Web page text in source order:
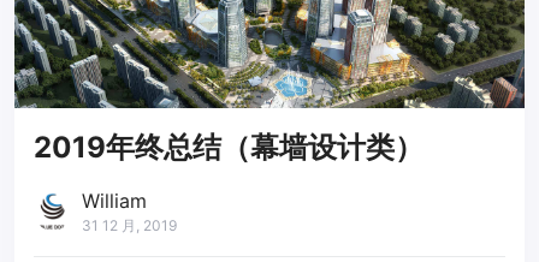
2019年终总结（幕墙设计类）
William
31 12 月, 2019